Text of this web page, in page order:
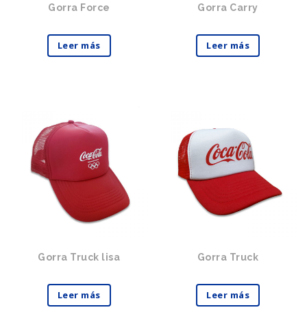
Gorra Force
Leer más
Gorra Carry
Leer más
Gorra Truck lisa
Leer más
Gorra Truck
Leer más